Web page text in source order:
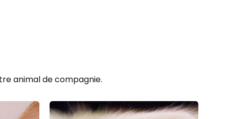
animal de compagnie.